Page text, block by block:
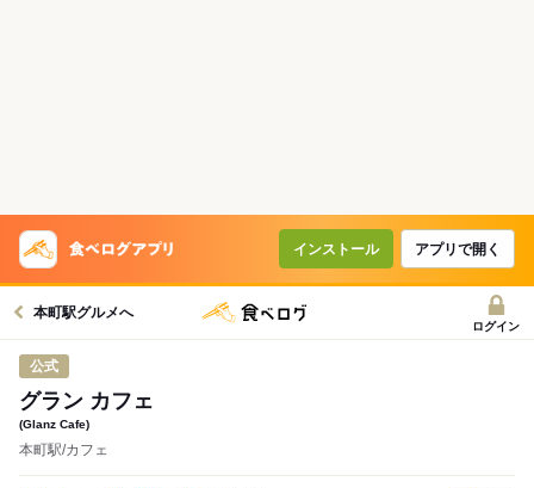
インストール アプリで開く
本町駅グルメへ
ログイン
公式
グラン カフェ
(Glanz Cafe)
本町駅/カフェ